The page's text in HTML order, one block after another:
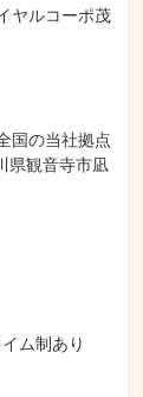
ヤルコーポ茂
国の当社拠点
県観音寺市凪
ム制あり